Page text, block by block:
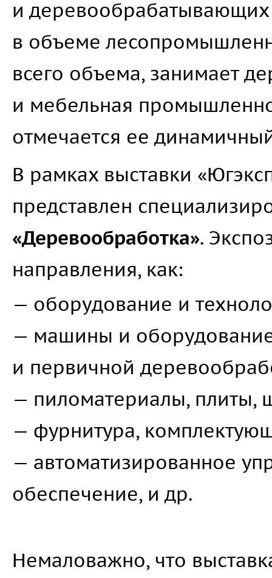
и
в объеме
всего объема, занимает
и мебельная
отмечается ее
В рамках выставки
представлен
«Деревообработка».
направления, как:
— оборудование и
— машины и оборудование
и первичной
— пиломатериалы, плиты,
— фурнитура,
— автоматизированное
обеспечение, и др.
Немаловажно, что